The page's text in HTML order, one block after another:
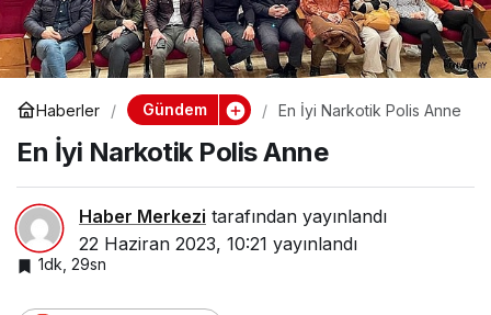
Haberler Gündem En İyi Narkotik Polis Anne
En İyi Narkotik Polis Anne
Haber Merkezi tarafından yayınlandı
22 Haziran 2023, 10:21 yayınlandı
1dk, 29sn